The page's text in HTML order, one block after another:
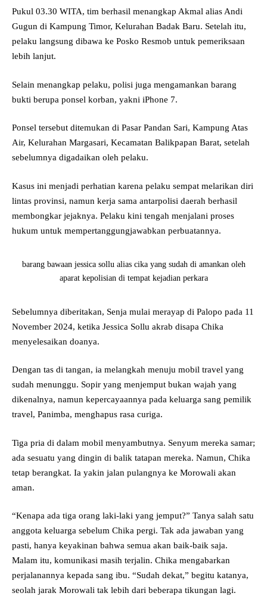
Pukul 03.30 WITA, tim berhasil menangkap Akmal alias Andi
Gugun di Kampung Timor, Kelurahan Badak Baru. Setelah itu,
pelaku langsung dibawa ke Posko Resmob untuk pemeriksaan
lebih lanjut.
Selain menangkap pelaku, polisi juga mengamankan barang
bukti berupa ponsel korban, yakni iPhone 7.
Ponsel tersebut ditemukan di Pasar Pandan Sari, Kampung Atas
Air, Kelurahan Margasari, Kecamatan Balikpapan Barat, setelah
sebelumnya digadaikan oleh pelaku.
Kasus ini menjadi perhatian karena pelaku sempat melarikan diri
lintas provinsi, namun kerja sama antarpolisi daerah berhasil
membongkar jejaknya. Pelaku kini tengah menjalani proses
hukum untuk mempertanggungjawabkan perbuatannya.
barang bawaan jessica sollu alias cika yang sudah di amankan oleh
aparat kepolisian di tempat kejadian perkara
Sebelumnya diberitakan, Senja mulai merayap di Palopo pada 11
November 2024, ketika Jessica Sollu akrab disapa Chika
menyelesaikan doanya.
Dengan tas di tangan, ia melangkah menuju mobil travel yang
sudah menunggu. Sopir yang menjemput bukan wajah yang
dikenalnya, namun kepercayaannya pada keluarga sang pemilik
travel, Panimba, menghapus rasa curiga.
Tiga pria di dalam mobil menyambutnya. Senyum mereka samar;
ada sesuatu yang dingin di balik tatapan mereka. Namun, Chika
tetap berangkat. Ia yakin jalan pulangnya ke Morowali akan
aman.
“Kenapa ada tiga orang laki-laki yang jemput?” Tanya salah satu
anggota keluarga sebelum Chika pergi. Tak ada jawaban yang
pasti, hanya keyakinan bahwa semua akan baik-baik saja.
Malam itu, komunikasi masih terjalin. Chika mengabarkan
perjalanannya kepada sang ibu. “Sudah dekat,” begitu katanya,
seolah jarak Morowali tak lebih dari beberapa tikungan lagi.